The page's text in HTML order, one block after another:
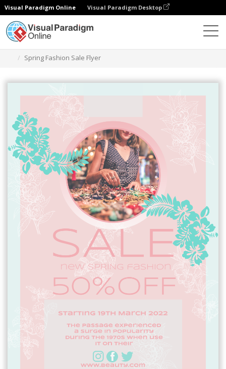
Visual Paradigm Online Visual Paradigm Desktop
Spring Fashion Sale Flyer